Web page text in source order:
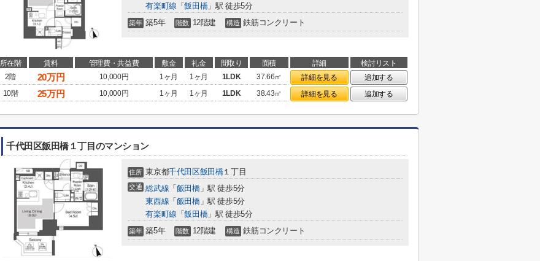
有楽町線 「飯田橋」駅 徒歩5分
築年 築5年 階数 12階建 構造 鉄筋コンクリート
所在階 賃料 管理費・共益費 敷金 礼金 間取り 面積 詳細
検討リスト
2階
20万円 10,000円 1ヶ月 1ヶ月 1LDK 37.66㎡ 詳細を見る
追加する
10階
25万円 10,000円 1ヶ月 1ヶ月 1LDK 38.43㎡ 詳細を見る 追加する
千代田区飯田橋１丁目のマンション
住所 東京都千代田区飯田橋１丁目
交通 総武線 「 飯田橋」駅 徒歩5分
東西線 「 飯田橋」駅 徒歩5分
有楽町線 「飯田橋」駅 徒歩5分
築年 築5年 階数 12階建 構造 鉄筋コンクリート